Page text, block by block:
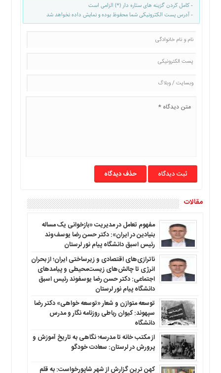
- کامل کردن گزینه های ستاره دار (*) الزامی است
- آدرس پست الکترونیکی شما محفوظ بوده و نمایش داده نخواهد شد
حذف دیدگاه
مقالات
مفهوم تعامل در مدیریت «بازخوانی یک مساله
بنیادین در ایران»: دکتر حسن رضا یوسف‌وند
رئیس اسبق دانشگاه پیام نور لرستان
ناترازی‌های اقتصادی و زیرساختی ایران؛ از بحران
انرژی تا چالش‌های زیست‌محیطی و پیامدهای
اجتماعی: دکتر حسن رضا یوسفوند رئیس اسبق
دانشگاه پیام نور لرستان
توسعه متوازن و شعار «توسعه خواهی» دکتر رضا
سپهوند: کیوان رباطی روزنامه نگار و مدرس
دانشگاه
از مکتب خانه تا مدرسه؛ نگاهی به تاریخ آموزش و
پرورش در لرستان: سعادت خودگو
کهن ترین گزارش از شهر شاپورخواست: به قلم